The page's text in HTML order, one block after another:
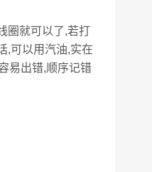
圈就可以了,若打
,可以用汽油,实在
易出错,顺序记错